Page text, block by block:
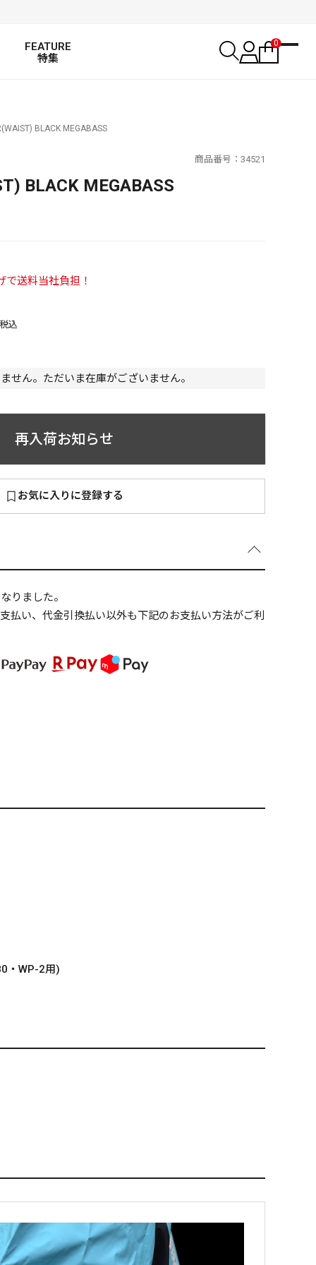
FEATURE
特集
0
在庫あり
全て
BLACK MEGABASS
商品番号 34521
BLACK MEGABASS
で送料当社負担！
せん。ただいま在庫がございません。
税込
再入荷お知らせ
お気に入りに登録する
りました。
払い、代金引換払い以外も下記のお支払い方法がご利
・WP-2用)